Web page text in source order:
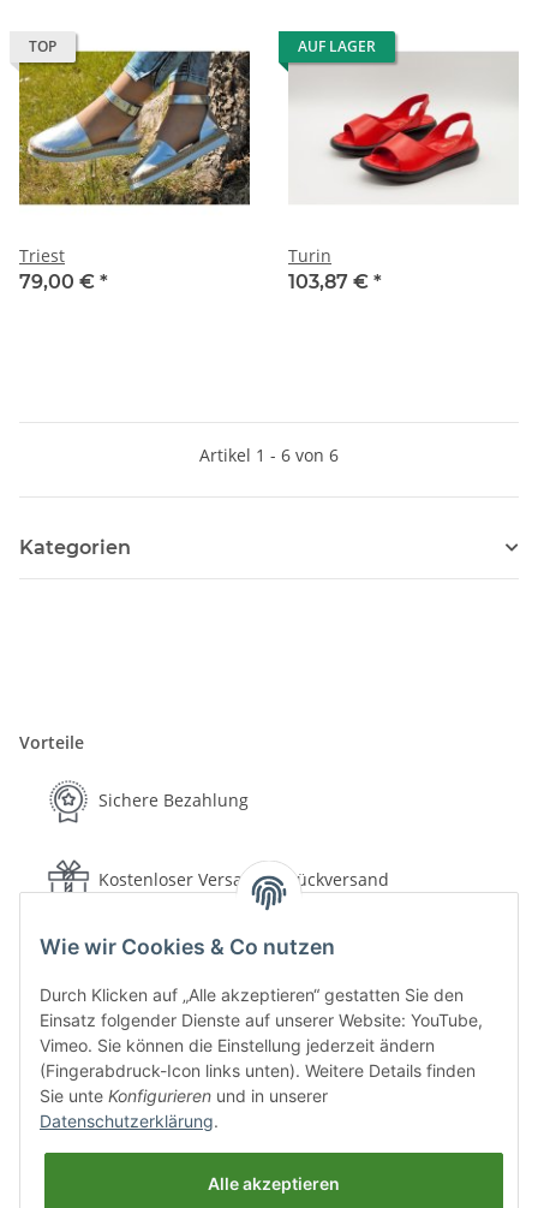
TOP
Triest
79,00 € *
AUF LAGER
Turin
103,87 € *
Artikel 1 - 6 von 6
Kategorien
Vorteile
Sichere Bezahlung
Kostenloser Versand & Rückversand
Schnelle Lieferung
30 Tage Rückgaberecht
Sichere Bezahlung
Wie wir Cookies & Co nutzen
Durch Klicken auf „Alle akzeptieren“ gestatten Sie den
Einsatz folgender Dienste auf unserer Website: YouTube,
Vimeo. Sie können die Einstellung jederzeit ändern
(Fingerabdruck-Icon links unten). Weitere Details finden
Sie unte Konfigurieren und in unserer
Datenschutzerklärung.
Alle akzeptieren